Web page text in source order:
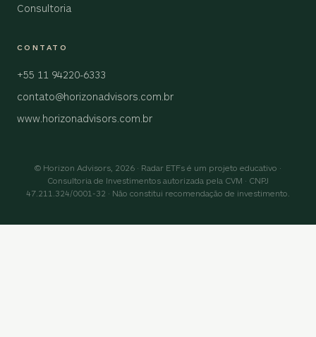
Consultoria
CONTATO
+55 11 94220-6333
contato@horizonadvisors.com.br
www.horizonadvisors.com.br
© Horizon Advisors, 2026 · Radar ETFs é um projeto educativo ·
Consultoria de Investimentos autorizada pela CVM · CNPJ
47.211.324/0001-32 · Não constitui recomendação de investimento.